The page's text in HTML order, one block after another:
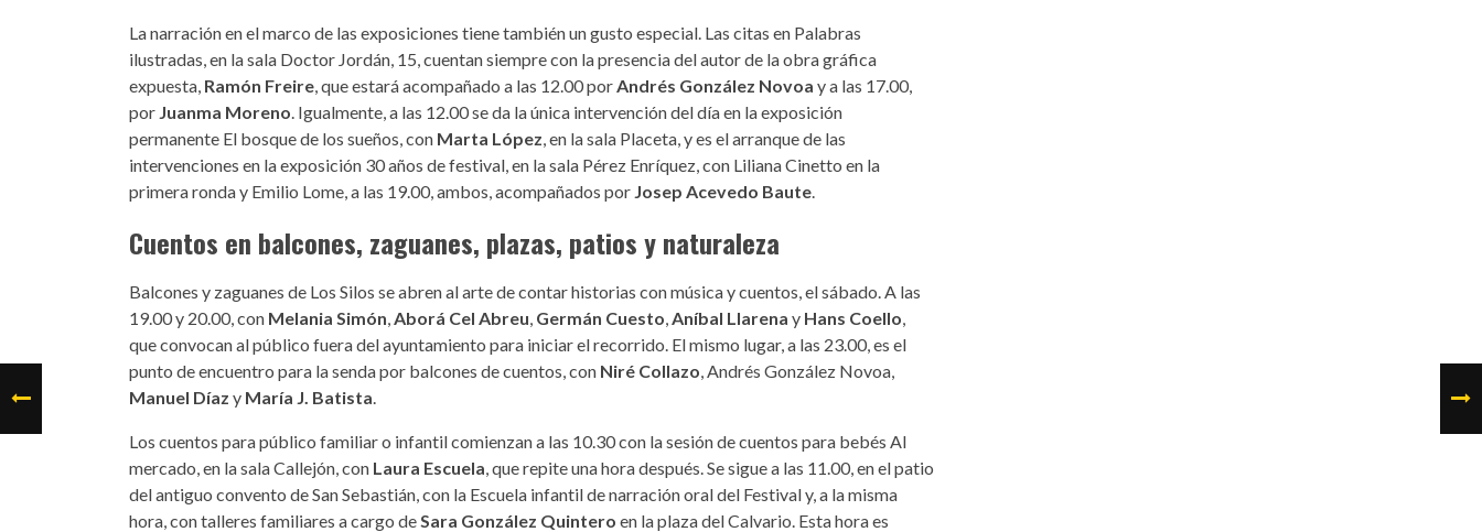
La narración en el marco de las exposiciones tiene también un gusto especial. Las citas en Palabras
ilustradas, en la sala Doctor Jordán, 15, cuentan siempre con la presencia del autor de la obra gráfica
expuesta, Ramón Freire , que estará acompañado a las 12.00 por Andrés González Novoa y a las 17.00,
por Juanma Moreno . Igualmente, a las 12.00 se da la única intervención del día en la exposición
permanente El bosque de los sueños, con Marta López , en la sala Placeta, y es el arranque de las
intervenciones en la exposición 30 años de festival, en la sala Pérez Enríquez, con Liliana Cinetto en la
primera ronda y Emilio Lome, a las 19.00, ambos, acompañados por Josep Acevedo Baute
Cuentos en balcones, zaguanes, plazas, patios y naturaleza
Balcones y zaguanes de Los Silos se abren al arte de contar historias con música y cuentos, el sábado. A las
19.00 y 20.00, con Melania Simón Aborá Cel Abreu Germán Cuesto Aníbal Llarena y Hans Coello
que convocan al público fuera del ayuntamiento para iniciar el recorrido. El mismo lugar, a las 23.00, es el
punto de encuentro para la senda por balcones de cuentos, con Niré Collazo , Andrés González Novoa,
Manuel Díaz y María J. Batista
Los cuentos para público familiar o infantil comienzan a las 10.30 con la sesión de cuentos para bebés Al
mercado, en la sala Callejón, con Laura Escuela , que repite una hora después. Se sigue a las 11.00, en el patio
del antiguo convento de San Sebastián, con la Escuela infantil de narración oral del Festival y, a la misma
hora, con talleres familiares a cargo de Sara González Quintero en la plaza del Calvario. Esta hora es